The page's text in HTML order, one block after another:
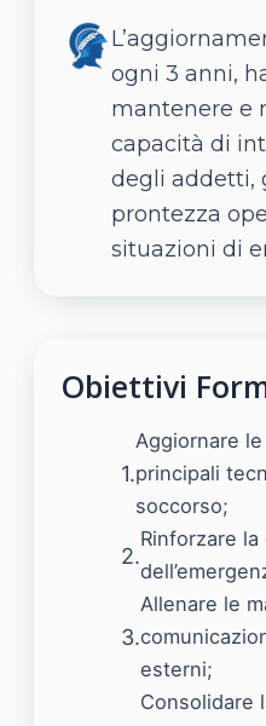
ogni 3 anni,
mantenere e
capacità di
degli addetti,
prontezza
situazioni di
Obiettivi
Aggiornare
principali
soccorso;
Rinforzare
Allenare le
esterni;
Consolidare